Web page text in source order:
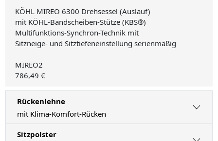
KÖHL MIREO 6300 Drehsessel (Auslauf)
mit KÖHL-Bandscheiben-Stütze (KBS®)
Multifunktions-Synchron-Technik mit
Sitzneige- und Sitztiefeneinstellung serienmäßig
MIREO2
786,49 €
Rückenlehne
mit Klima-Komfort-Rücken
Sitzpolster